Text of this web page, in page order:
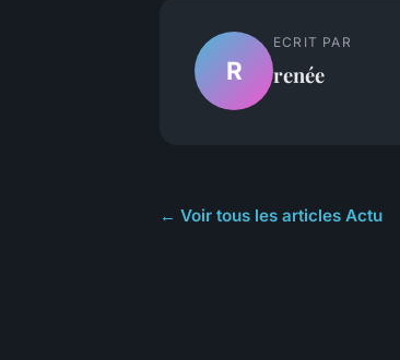
R
ECRIT PAR
renée
← Voir tous les articles Actu